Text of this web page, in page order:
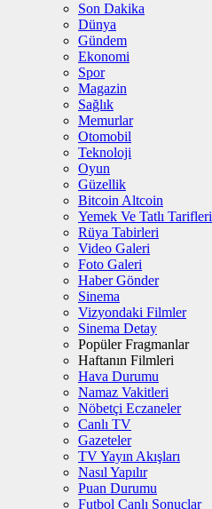
Son Dakika
Dünya
Gündem
Ekonomi
Spor
Magazin
Sağlık
Memurlar
Otomobil
Teknoloji
Oyun
Güzellik
Bitcoin Altcoin
Yemek Ve Tatlı Tarifleri
Rüya Tabirleri
Video Galeri
Foto Galeri
Haber Gönder
Sinema
Vizyondaki Filmler
Sinema Detay
Popüler Fragmanlar
Haftanın Filmleri
Hava Durumu
Namaz Vakitleri
Nöbetçi Eczaneler
Canlı TV
Gazeteler
TV Yayın Akışları
Nasıl Yapılır
Puan Durumu
Futbol Canlı Sonuçlar